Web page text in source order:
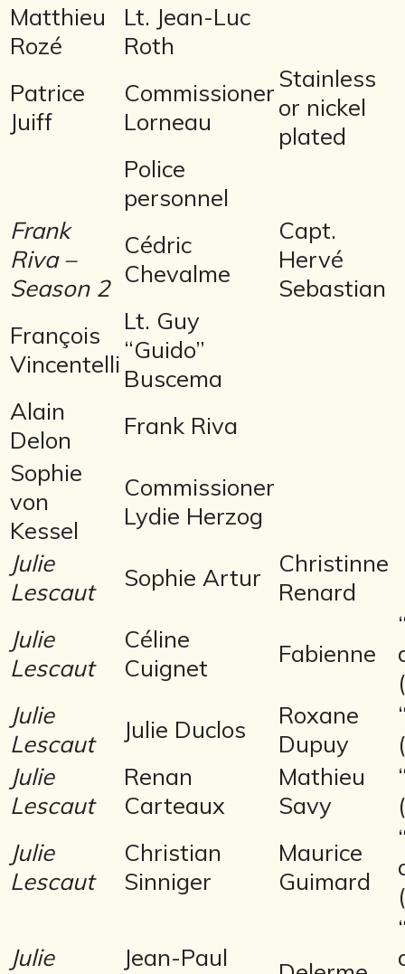
Matthieu
Rozé
Lt. Jean-Luc
Roth
Patrice
Juiff
Commissioner
Lorneau
Stainless
or nickel
plated
Police
personnel
Frank
Riva –
Season 2
Cédric
Chevalme
Capt.
Hervé
Sebastian
François
Vincentelli
Lt. Guy
“Guido”
Buscema
Alain
Delon
Frank Riva
Sophie
von
Kessel
Commissioner
Lydie Herzog
Julie
Lescaut
Sophie Artur
Christinne
Renard
Julie
Lescaut
Céline
Cuignet
Fabienne
Julie
Lescaut
Julie Duclos
Roxane
Dupuy
Julie
Lescaut
Renan
Carteaux
Mathieu
Savy
Julie
Lescaut
Christian
Sinniger
Maurice
Guimard
Julie
Jean-Paul